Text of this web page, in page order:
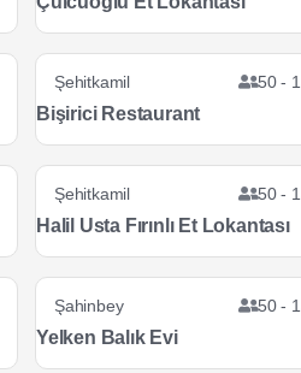
Şehitkamil 50 -
Bişirici Restaurant
Şehitkamil 50 -
Halil Usta Fırınlı Et Lokantası
Şahinbey 50 -
Yelken Balık Evi